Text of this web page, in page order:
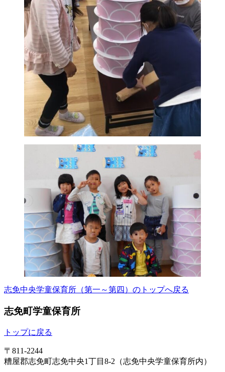
志免中央学童保育所（第一～第四）のトップへ戻る
志免町学童保育所
トップに戻る
〒811-2244
糟屋郡志免町志免中央1丁目8-2（志免中央学童保育所内）